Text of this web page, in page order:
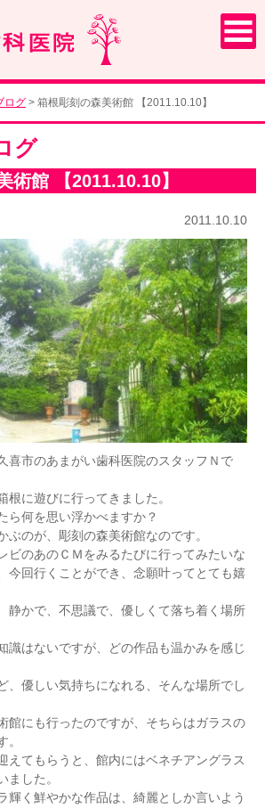
ログ > 箱根彫刻の森美術館 【2011.10.10】
グ
術館 【2011.10.10】
2011.10.10
喜市のあまがい歯科医院のスタッフＮで
根に遊びに行ってきました。
ら何を思い浮かべますか？
ぶのが、彫刻の森美術館なのです。
ビのあのＣＭをみるたびに行ってみたいな
今回行くことができ、念願叶ってとても嬉
静かで、不思議で、優しくて落ち着く場所
識はないですが、どの作品も温かみを感じ
、優しい気持ちになれる、そんな場所でし
館にも行ったのですが、そちらはガラスの
。
えてもらうと、館内にはベネチアングラス
ました。
輝く鮮やかな作品は、綺麗としか言いよう